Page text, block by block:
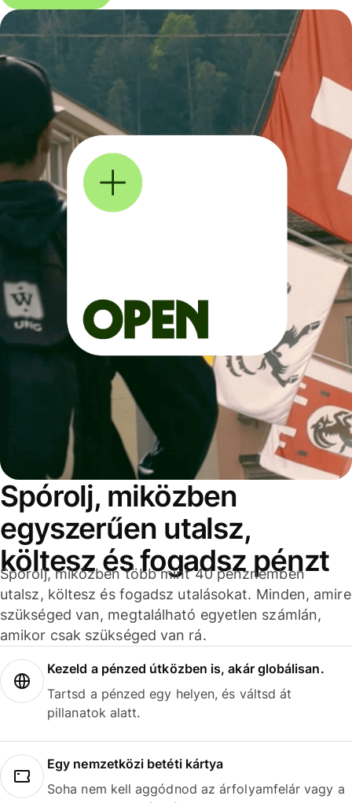
Spórolj, miközben
egyszerűen utalsz,
költesz és fogadsz pénzt
Spórolj, miközben több mint 40 pénznemben
utalsz, költesz és fogadsz utalásokat. Minden, amire
szükséged van, megtalálható egyetlen számlán,
amikor csak szükséged van rá.
Kezeld a pénzed útközben is, akár globálisan.
Tartsd a pénzed egy helyen, és váltsd át
pillanatok alatt.
Egy nemzetközi betéti kártya
Soha nem kell aggódnod az árfolyamfelár vagy a